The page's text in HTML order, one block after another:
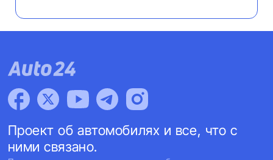
Проект об автомобилях и все, что с
ними связано.